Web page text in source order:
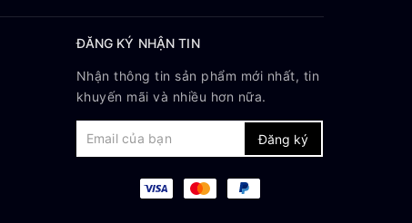
ĐĂNG KÝ NHẬN TIN
Nhận thông tin sản phẩm mới nhất, tin
khuyến mãi và nhiều hơn nữa.
Đăng ký